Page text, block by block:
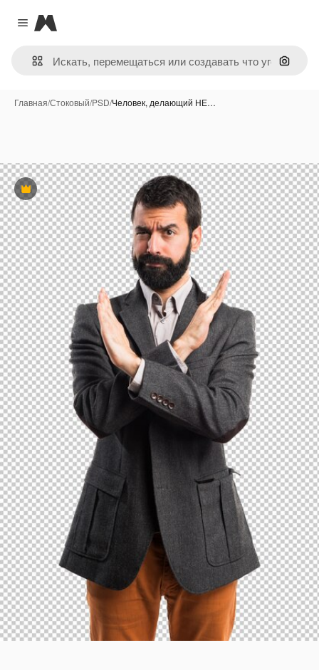
Close menu
Magnific
Поиск
Главная/Стоковый/PSD/Человек, делающий НЕ…
Премиум